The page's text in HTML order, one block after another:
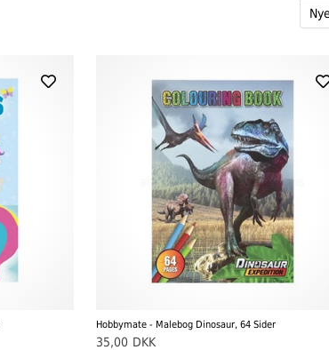
Hobbymate - Malebog Dinosaur, 64 Sider
35,00 DKK